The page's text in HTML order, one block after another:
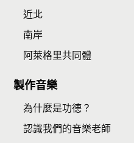
近北
南岸
阿萊格里共同體
製作音樂
為什麼是功德？
認識我們的音樂老師